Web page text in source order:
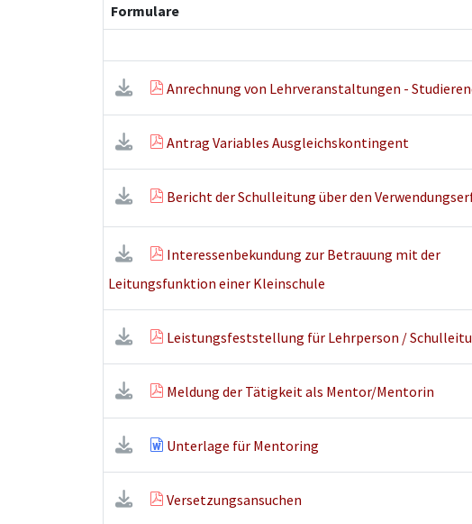
Formulare
Anrechnung von Lehrveranstaltungen -
Antrag Variables Ausgleichskontingent
Bericht der Schulleitung über den
Interessenbekundung zur Betrauung mit der
Leitungsfunktion einer Kleinschule
Leistungsfeststellung für Lehrperson /
Meldung der Tätigkeit als Mentor/Mentorin
Unterlage für Mentoring
Versetzungsansuchen